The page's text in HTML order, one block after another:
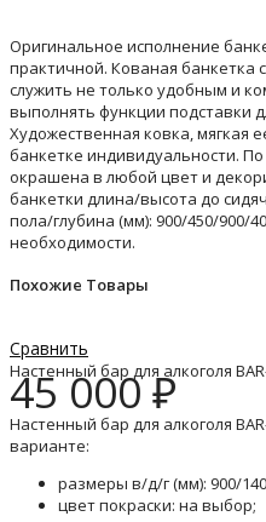
Оригинальное исполнение
практичной. Кованая банкетка
служить не только удобным и
выполнять функции подставки
Художественная ковка, мягкая
банкетке индивидуальности.
окрашена в любой цвет и
банкетки длина/высота до
пола/глубина (мм): 900/450/900/
необходимости.
Похожие Товары
Сравнить
Настенный бар для алкоголя
45 000₽
Настенный бар для алкоголя
варианте:
размеры в/д/г (мм): 900/
цвет покраски: на выбор;